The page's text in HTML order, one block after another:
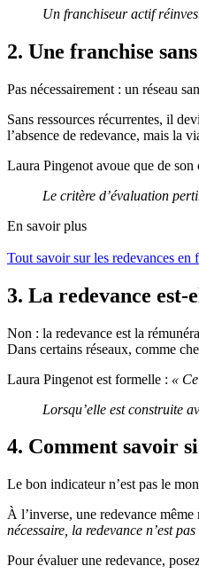
Un franchiseur actif
2. Une franchise
Pas nécessairement : un réseau
Sans ressources récurrentes, il
l’absence de redevance, mais la
Laura Pingenot avoue que de son
Le critère d’évaluation
En savoir plus
Tout savoir sur les redevances en
3. La redevance
Non : la redevance est la
Dans certains réseaux, comme
Laura Pingenot est formelle : «
Lorsqu’elle est construite
4. Comment savoir
Le bon indicateur n’est pas le
À l’inverse, une redevance
nécessaire, la redevance n’est
Pour évaluer une redevance,